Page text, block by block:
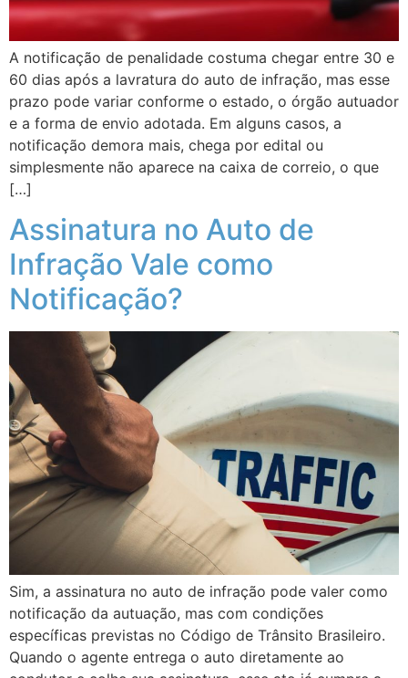
A notificação de penalidade costuma chegar entre 30 e
60 dias após a lavratura do auto de infração, mas esse
prazo pode variar conforme o estado, o órgão autuador
e a forma de envio adotada. Em alguns casos, a
notificação demora mais, chega por edital ou
simplesmente não aparece na caixa de correio, o que
[…]
Assinatura no Auto de
Infração Vale como
Notificação?
Sim, a assinatura no auto de infração pode valer como
notificação da autuação, mas com condições
específicas previstas no Código de Trânsito Brasileiro.
Quando o agente entrega o auto diretamente ao